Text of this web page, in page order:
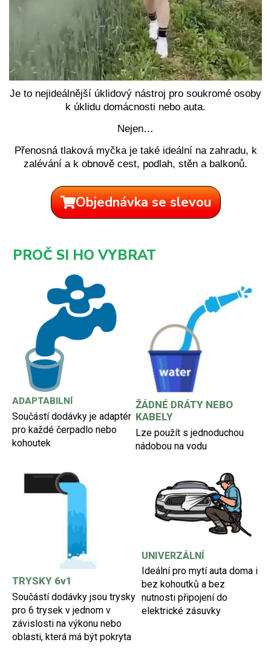
Je to nejideálnější úklidový nástroj pro soukromé osoby
k úklidu domácnosti nebo auta.
Nejen…
Přenosná tlaková myčka je také ideální na zahradu, k
zalévání a k obnově cest, podlah, stěn a balkonů.
Objednávka se slevou
PROČ SI HO VYBRAT
ADAPTABILNÍ
Součástí dodávky je adaptér
pro každé čerpadlo nebo
kohoutek
ŽÁDNÉ DRÁTY NEBO
KABELY
Lze použít s jednoduchou
nádobou na vodu
TRYSKY 6v1
Součástí dodávky jsou trysky
pro 6 trysek v jednom v
závislosti na výkonu nebo
oblasti, která má být pokryta
UNIVERZÁLNÍ
Ideální pro mytí auta doma i
bez kohoutků a bez
nutnosti připojení do
elektrické zásuvky